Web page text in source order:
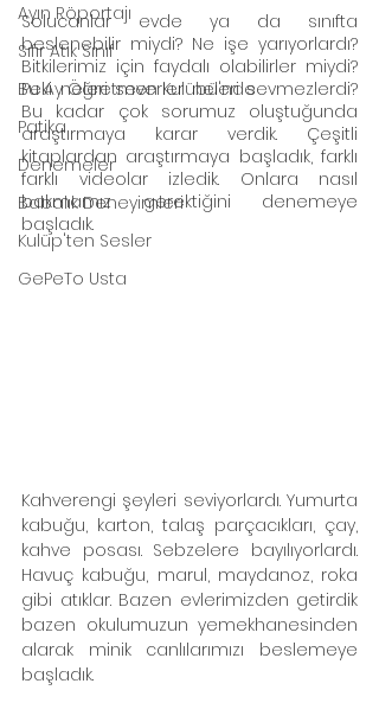
Ayın Röportajı
Sıfır Atık Sınıf
Bu Ay Öğretmen Kulübü'nde
Patika
Denemeler
Babalık Deneyimleri
Kulüp'ten Sesler
GePeTo Usta
Solucanlar evde ya da sınıfta
beslenebilir miydi? Ne işe yarıyorlardı?
Bitkilerimiz için faydalı olabilirler miydi?
Peki neleri severler neleri sevmezlerdi?
Bu kadar çok sorumuz oluştuğunda
araştırmaya karar verdik. Çeşitli
kitaplardan araştırmaya başladık, farklı
farklı videolar izledik. Onlara nasıl
bakmamız gerektiğini denemeye
başladık.
Kahverengi şeyleri seviyorlardı. Yumurta
kabuğu, karton, talaş parçacıkları, çay,
kahve posası. Sebzelere bayılıyorlardı.
Havuç kabuğu, marul, maydanoz, roka
gibi atıklar. Bazen evlerimizden getirdik
bazen okulumuzun yemekhanesinden
alarak minik canlılarımızı beslemeye
başladık.